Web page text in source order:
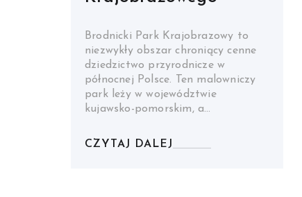
Brodnicki Park Krajobrazowy to
niezwykły obszar chroniący cenne
dziedzictwo przyrodnicze w
północnej Polsce. Ten malowniczy
park leży w województwie
kujawsko-pomorskim, a…
CZYTAJ DALEJ